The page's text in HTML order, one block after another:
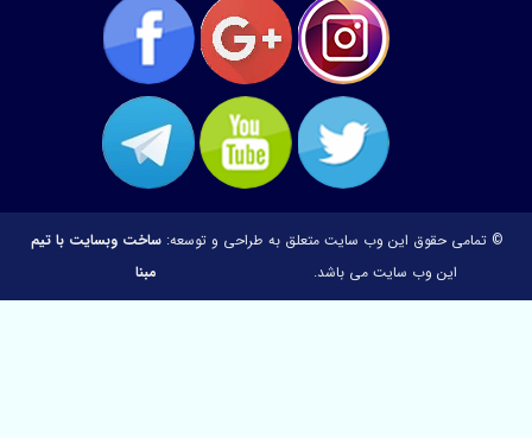
حقوق این وب سایت متعلق به
این وب سایت می باشد.
طراحی و توسعه: ساخت وبسایت با تیم